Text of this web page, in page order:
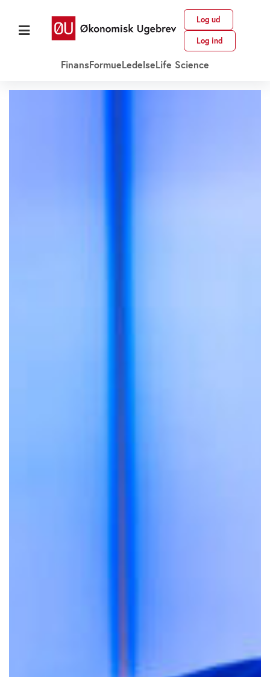
Log ud
Log ind
FinansFormueLedelseLife Science